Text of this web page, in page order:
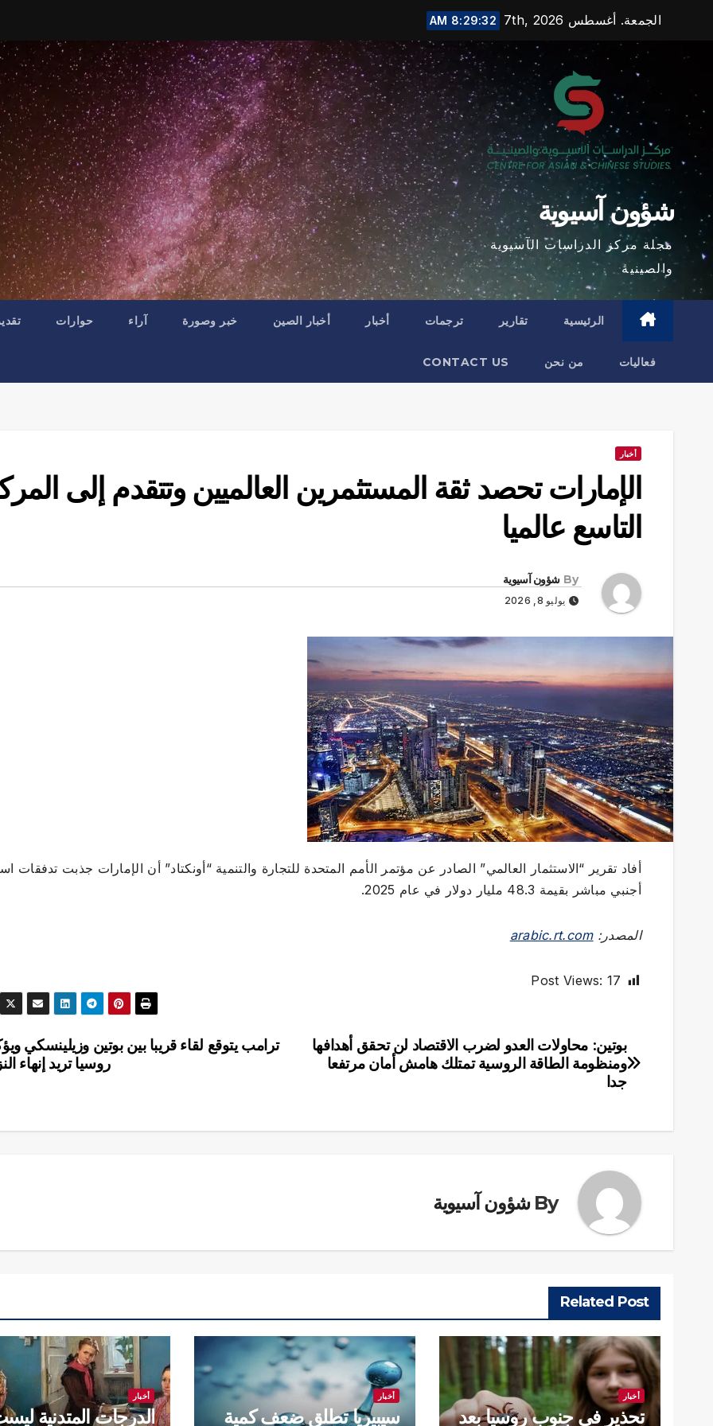
content
الجمعة. أغسطس 7th, 2026 8:29:33 AM
شؤون آسيوية
مجلة مركز الدراسات الآسيوية
والصينية
الرئيسية تقارير ترجمات أخبار أخبار الصين خبر وصورة آراء حوارات
فعاليات من نحن CONTACT US
أخبار
الإمارات تحصد ثقة المستثمرين العالميين وتتقدم إلى
التاسع عالميا
By شؤون آسيوية
يوليو 8, 2026
أفاد تقرير “الاستثمار العالمي” الصادر عن مؤتمر الأمم المتحدة للتجارة والتنمية “أونكتاد” أن الإمارات جذبت تدفقات
أجنبي مباشر بقيمة 48.3 مليار دولار في عام 2025.
المصدر:arabic.rt.com
Post Views: 17
تصفّح
المقالات
ترامب يتوقع لقاء قريبا بين بوتين وزيلينسكي
روسيا تريد إنهاء
بوتين: محاولات العدو لضرب الاقتصاد لن تحقق أهدافها
ومنظومة الطاقة الروسية تمتلك هامش أمان مرتفعا
جدا
By شؤون آسيوية
Related Post
أخبار
تحذير في جنوب روسيا بعد
أخبار
سيبيريا تطلق ضعف كمية
أخبار
الدرجات المتدنية